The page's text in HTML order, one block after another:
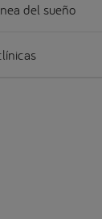
del sueño